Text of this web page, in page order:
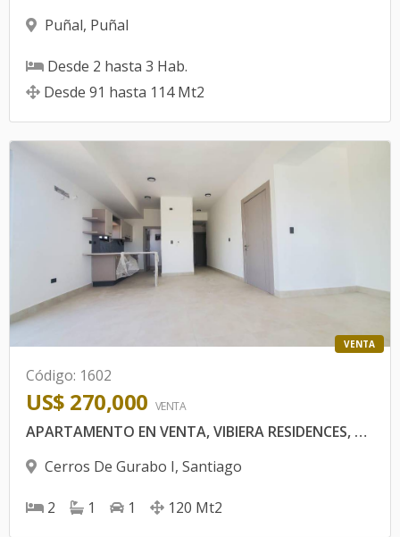
Puñal, Puñal
Desde 2 hasta 3 Hab.
Desde 91 hasta 114 Mt2
VENTA
Código: 1602
US$ 270,000 VENTA
APARTAMENTO EN VENTA, VIBIERA RESIDENCES, CERROS DE GURABO
Cerros De Gurabo I, Santiago
2 1 1 120 Mt2